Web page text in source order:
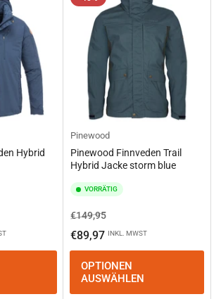
Hybrid
Pinewood
Pinewood Finnveden Trail
Hybrid Jacke storm blue
VORRÄTIG
Normaler
Preis
€149,95Ausverkaufspreis
€89,97 INKL. MWST
OPTIONEN
AUSWÄHLEN